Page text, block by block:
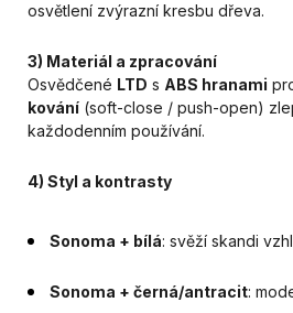
osvětlení zvýrazní kresbu dřeva.
3) Materiál a zpracování
Osvědčené LTD s ABS hranami
kování (soft-close / push-open)
každodenním používání.
4) Styl a kontrasty
Sonoma + bílá: svěží skandi
Sonoma + černá/antracit: